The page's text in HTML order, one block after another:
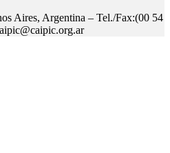
Aires, Argentina – Tel./Fax:(00 54